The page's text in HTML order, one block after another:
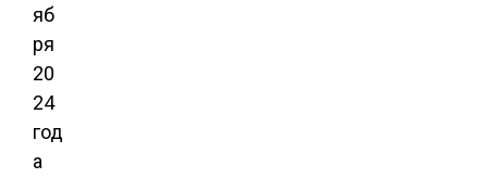
яб
ря
20
24
год
а